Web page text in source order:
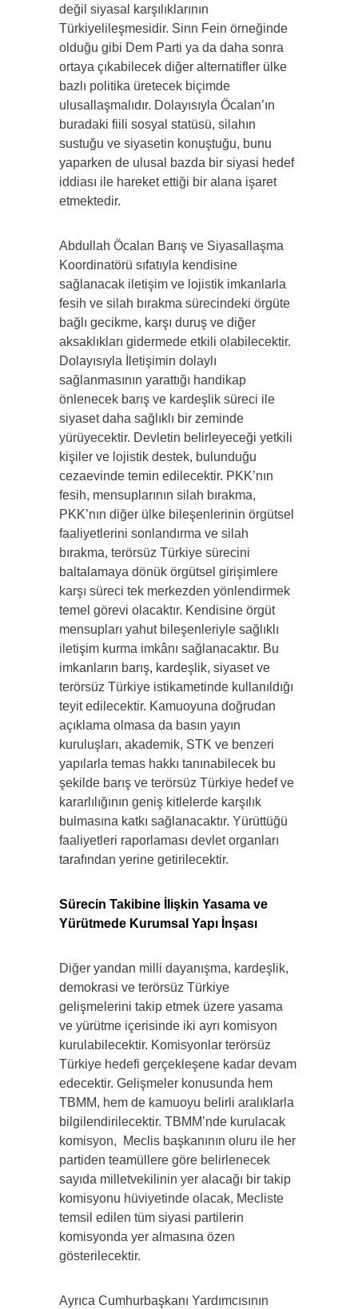
değil siyasal karşılıklarının
Türkiyelileşmesidir. Sinn Fein örneğinde
olduğu gibi Dem Parti ya da daha sonra
ortaya çıkabilecek diğer alternatifler ülke
bazlı politika üretecek biçimde
ulusallaşmalıdır. Dolayısıyla Öcalan’ın
buradaki fiili sosyal statüsü, silahın
sustuğu ve siyasetin konuştuğu, bunu
yaparken de ulusal bazda bir siyasi hedef
iddiası ile hareket ettiği bir alana işaret
etmektedir.
Abdullah Öcalan Barış ve Siyasallaşma
Koordinatörü sıfatıyla kendisine
sağlanacak iletişim ve lojistik imkanlarla
fesih ve silah bırakma sürecindeki örgüte
bağlı gecikme, karşı duruş ve diğer
aksaklıkları gidermede etkili olabilecektir.
Dolayısıyla İletişimin dolaylı
sağlanmasının yarattığı handikap
önlenecek barış ve kardeşlik süreci ile
siyaset daha sağlıklı bir zeminde
yürüyecektir. Devletin belirleyeceği yetkili
kişiler ve lojistik destek, bulunduğu
cezaevinde temin edilecektir. PKK’nın
fesih, mensuplarının silah bırakma,
PKK’nın diğer ülke bileşenlerinin örgütsel
faaliyetlerini sonlandırma ve silah
bırakma, terörsüz Türkiye sürecini
baltalamaya dönük örgütsel girişimlere
karşı süreci tek merkezden yönlendirmek
temel görevi olacaktır. Kendisine örgüt
mensupları yahut bileşenleriyle sağlıklı
iletişim kurma imkânı sağlanacaktır. Bu
imkanların barış, kardeşlik, siyaset ve
terörsüz Türkiye istikametinde kullanıldığı
teyit edilecektir. Kamuoyuna doğrudan
açıklama olmasa da basın yayın
kuruluşları, akademik, STK ve benzeri
yapılarla temas hakkı tanınabilecek bu
şekilde barış ve terörsüz Türkiye hedef ve
kararlılığının geniş kitlelerde karşılık
bulmasına katkı sağlanacaktır. Yürüttüğü
faaliyetleri raporlaması devlet organları
tarafından yerine getirilecektir.
Sürecin Takibine İlişkin Yasama ve
Yürütmede Kurumsal Yapı İnşası
Diğer yandan milli dayanışma, kardeşlik,
demokrasi ve terörsüz Türkiye
gelişmelerini takip etmek üzere yasama
ve yürütme içerisinde iki ayrı komisyon
kurulabilecektir. Komisyonlar terörsüz
Türkiye hedefi gerçekleşene kadar devam
edecektir. Gelişmeler konusunda hem
TBMM, hem de kamuoyu belirli aralıklarla
bilgilendirilecektir. TBMM’nde kurulacak
komisyon, Meclis başkanının oluru ile her
partiden teamüllere göre belirlenecek
sayıda milletvekilinin yer alacağı bir takip
komisyonu hüviyetinde olacak, Mecliste
temsil edilen tüm siyasi partilerin
komisyonda yer almasına özen
gösterilecektir.
Ayrıca Cumhurbaşkanı Yardımcısının